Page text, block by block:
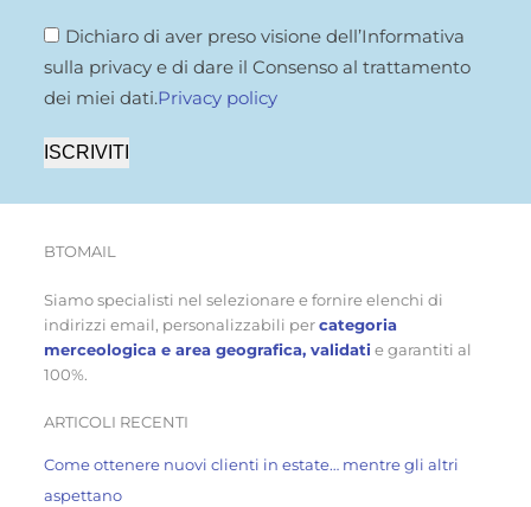
Dichiaro di aver preso visione dell’Informativa
sulla privacy e di dare il Consenso al trattamento
dei miei dati.Privacy policy
ISCRIVITI
BTOMAIL
Siamo specialisti nel selezionare e fornire elenchi di
indirizzi email, personalizzabili percategoria
merceologica e area geografica, validati e garantiti al
100%.
ARTICOLI RECENTI
Come ottenere nuovi clienti in estate… mentre gli altri
aspettano